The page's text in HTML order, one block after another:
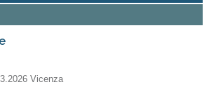
Vicenza